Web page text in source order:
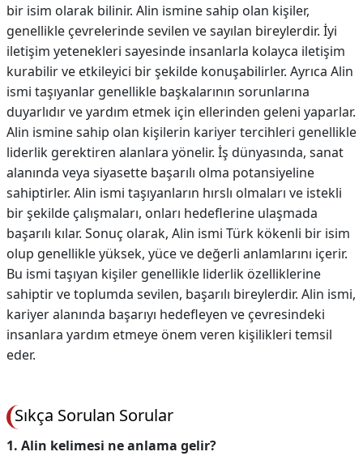
bir isim olarak bilinir. Alin ismine sahip olan kişiler,
genellikle çevrelerinde sevilen ve sayılan bireylerdir. İyi
iletişim yetenekleri sayesinde insanlarla kolayca iletişim
kurabilir ve etkileyici bir şekilde konuşabilirler. Ayrıca Alin
ismi taşıyanlar genellikle başkalarının sorunlarına
duyarlıdır ve yardım etmek için ellerinden geleni yaparlar.
Alin ismine sahip olan kişilerin kariyer tercihleri genellikle
liderlik gerektiren alanlara yönelir. İş dünyasında, sanat
alanında veya siyasette başarılı olma potansiyeline
sahiptirler. Alin ismi taşıyanların hırslı olmaları ve istekli
bir şekilde çalışmaları, onları hedeflerine ulaşmada
başarılı kılar. Sonuç olarak, Alin ismi Türk kökenli bir isim
olup genellikle yüksek, yüce ve değerli anlamlarını içerir.
Bu ismi taşıyan kişiler genellikle liderlik özelliklerine
sahiptir ve toplumda sevilen, başarılı bireylerdir. Alin ismi,
kariyer alanında başarıyı hedefleyen ve çevresindeki
insanlara yardım etmeye önem veren kişilikleri temsil
eder.
Sıkça Sorulan Sorular
1. Alin kelimesi ne anlama gelir?